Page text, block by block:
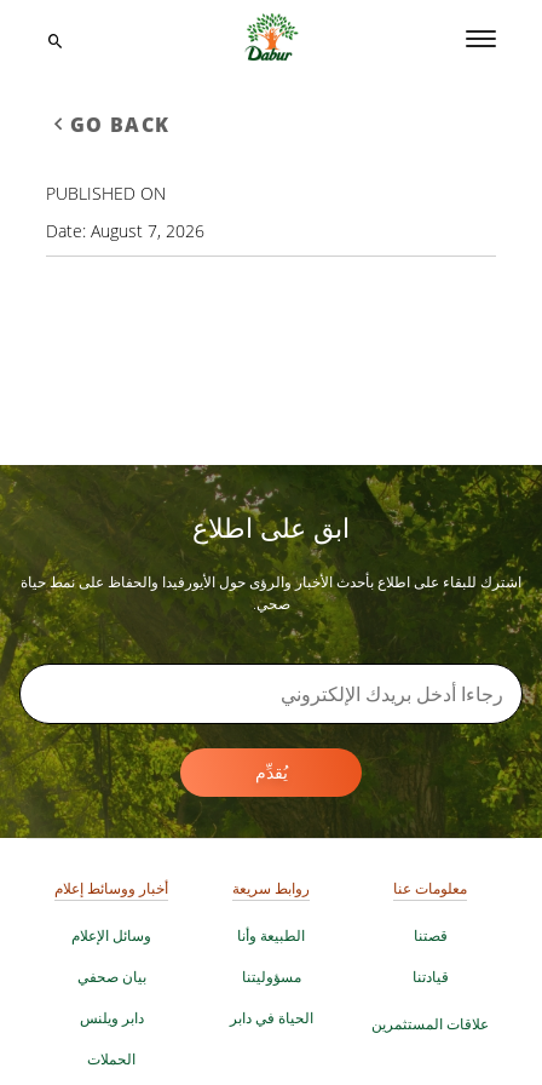
GO BACK
PUBLISHED ON
Date:August 7, 2026
ابق على اطلاع
اشترك للبقاء على اطلاع بأحدث الأخبار والرؤى حول الأيورفيدا والحفاظ على نمط حياة
صحي.
يُقدِّم
معلومات عنا
قصتنا
قيادتنا
علاقات المستثمرين
روابط سريعة
الطبيعة وأنا
مسؤوليتنا
الحياة في دابر
أخبار ووسائط إعلام
وسائل الإعلام
بيان صحفي
دابر ويلنس
الحملات